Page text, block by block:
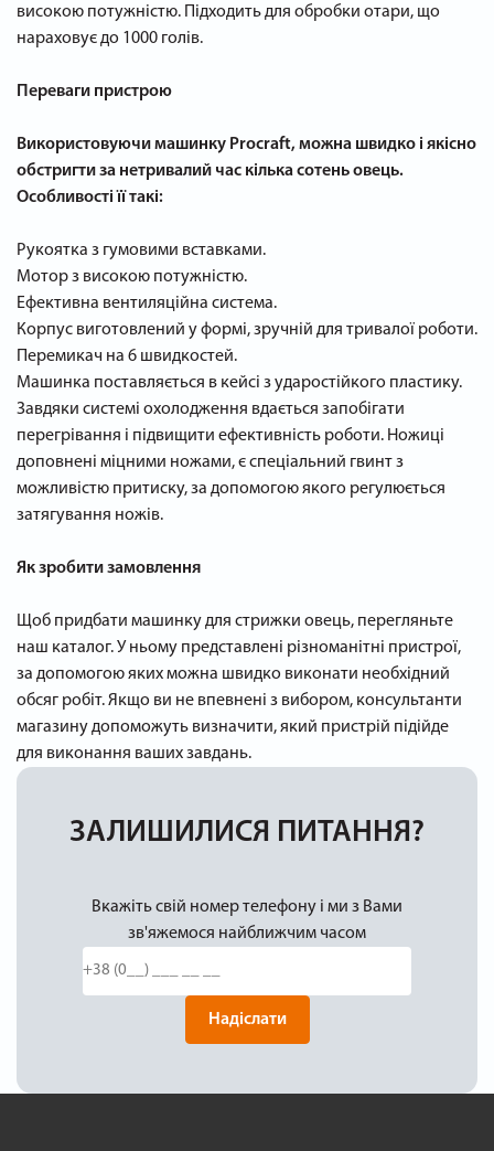
високою потужністю. Підходить для обробки отари, що
нараховує до 1000 голів.
Переваги пристрою
Використовуючи машинку Procraft, можна швидко і якісно
обстригти за нетривалий час кілька сотень овець.
Особливості її такі:
Рукоятка з гумовими вставками.
Мотор з високою потужністю.
Ефективна вентиляційна система.
Корпус виготовлений у формі, зручній для тривалої роботи.
Перемикач на 6 швидкостей.
Машинка поставляється в кейсі з ударостійкого пластику.
Завдяки системі охолодження вдається запобігати
перегрівання і підвищити ефективність роботи. Ножиці
доповнені міцними ножами, є спеціальний гвинт з
можливістю притиску, за допомогою якого регулюється
затягування ножів.
Як зробити замовлення
Щоб придбати машинку для стрижки овець, перегляньте
наш каталог. У ньому представлені різноманітні пристрої,
за допомогою яких можна швидко виконати необхідний
обсяг робіт. Якщо ви не впевнені з вибором, консультанти
магазину допоможуть визначити, який пристрій підійде
для виконання ваших завдань.
ЗАЛИШИЛИСЯ ПИТАННЯ?
Вкажіть свій номер телефону і ми з Вами
зв'яжемося найближчим часом
Надіслати